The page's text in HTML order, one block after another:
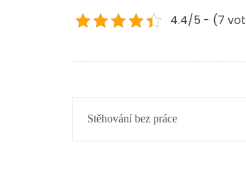
4.4/5 - (7
NAVIGACE
Stěhování bez práce